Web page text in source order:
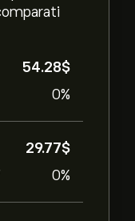
54.28‎$‎
0%
29.77‎$‎
0%